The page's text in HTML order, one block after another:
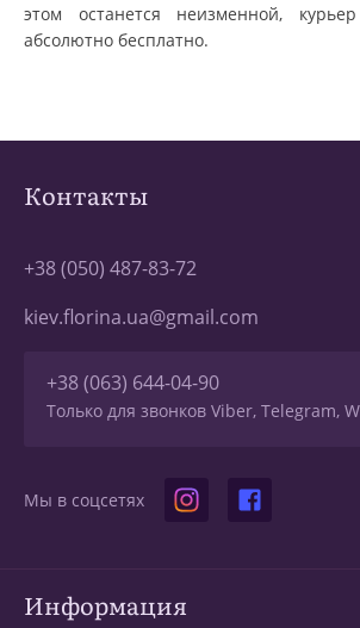
этом останется неизменной,
абсолютно бесплатно.
Контакты
+38 (050) 487-83-72
kiev.florina.ua@gmail.com
+38 (063) 644-04-90
Только для звонков Viber, Telegram,
Мы в соцсетях
Информация